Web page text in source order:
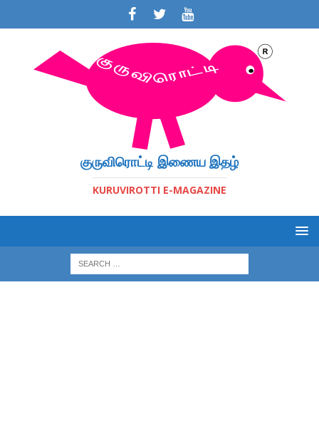
குருவிரொட்டி இணைய இதழ்
KURUVIROTTI E-MAGAZINE